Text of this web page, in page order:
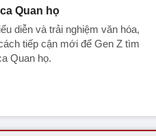
Quan họ
diễn và trải nghiệm văn hóa,
tiếp cận mới để Gen Z tìm
Quan họ.